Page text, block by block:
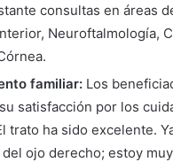
consultas en áreas
Neuroftalmología,
familiar: Los
satisfacción por los
trato ha sido excelente.
ojo derecho; estoy